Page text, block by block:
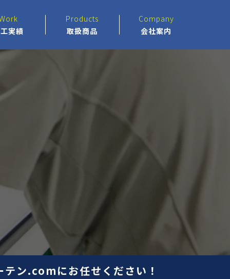
実績
Products
取扱商品
Company
会社案内
ン.comにお任せください！